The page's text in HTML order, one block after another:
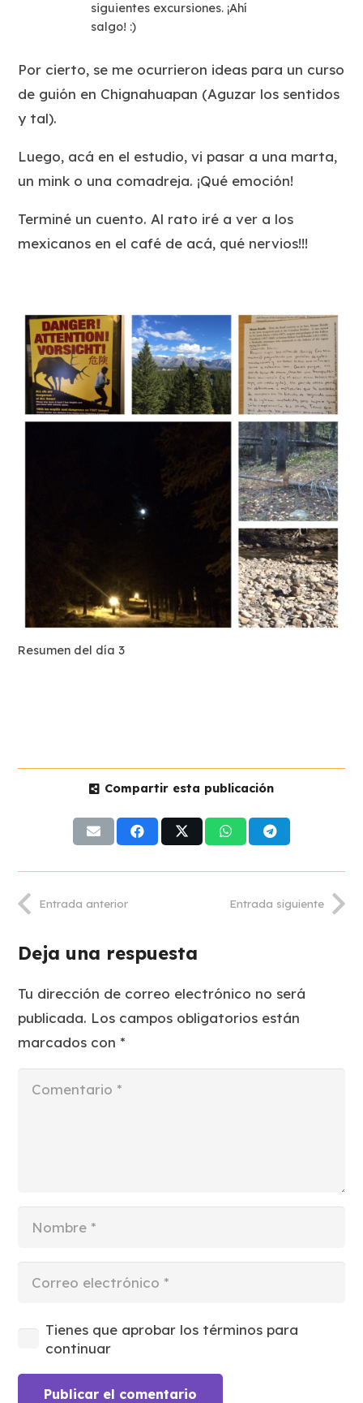
siguientes excursiones. ¡Ahí
salgo! :)
Por cierto, se me ocurrieron ideas para un curso
de guión en Chignahuapan (Aguzar los sentidos
y tal).
Luego, acá en el estudio, vi pasar a una marta,
un mink o una comadreja. ¡Qué emoción!
Terminé un cuento. Al rato iré a ver a los
mexicanos en el café de acá, qué nervios!!!
Resumen del día 3
Compartir esta publicación
Entrada anterior Entrada siguiente
Deja una respuesta
Tu dirección de correo electrónico no será
publicada. Los campos obligatorios están
marcados con*
Tienes que aprobar los términos para
continuar
Publicar el comentario